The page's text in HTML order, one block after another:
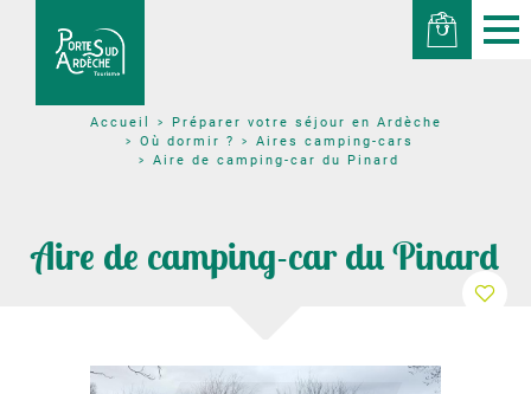
Accueil
Préparer votre séjour en Ardèche
Où dormir ?
Aires camping-cars
Aire de camping-car du Pinard
Aire de camping-car du Pinard